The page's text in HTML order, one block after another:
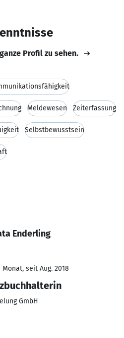
Profil zu sehen.
Meldewesen Zeiterfassung
Selbstbewusstsein
Enderling
Monat, seit Aug. 2018
GmbH